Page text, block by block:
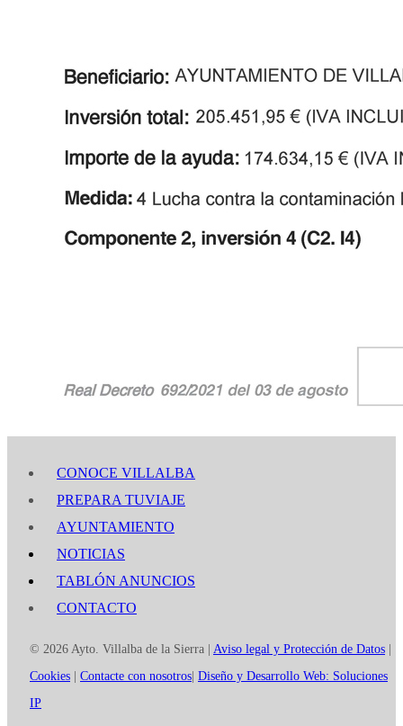
CONOCE VILLALBA
PREPARA TUVIAJE
AYUNTAMIENTO
NOTICIAS
TABLÓN ANUNCIOS
CONTACTO
© 2026 Ayto. Villalba de la Sierra | Aviso legal y Protección de Datos |
Cookies | Contacte con nosotros| Diseño y Desarrollo Web: Soluciones
IP